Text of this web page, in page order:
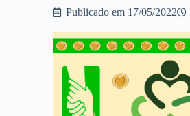
Publicado em 17/05/2022